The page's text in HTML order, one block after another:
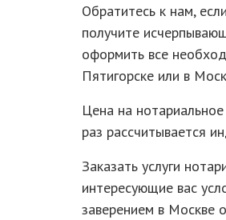
Обратитесь к нам,
получите
оформить все
Пятигорске или в
Цена на
раз рассчитывается
Заказать услуги
интересующие вас
заверением в Москве